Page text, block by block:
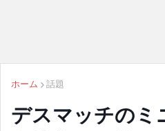
ホーム 話題
デスマッチのミ